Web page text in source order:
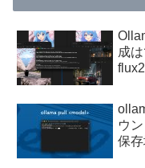
成
ウ
保